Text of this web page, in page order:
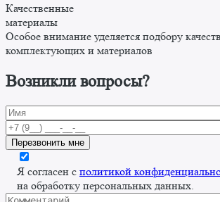
Качественные
материалы
Особое внимание уделяется подбору
комплектующих и материалов
Возникли вопросы?
Я согласен с политикой
на обработку персональных данных.